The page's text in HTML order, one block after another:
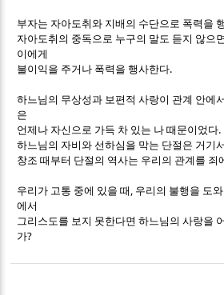
부자는 자아도취와 지배의 수단으로 폭력을
자아도취의 중독으로 누구의 말도 듣지 않으
이에게
불이익을 주거나 폭력을 행사한다.
하느님의 무상성과 보편적 사랑이 관계 안에
은
언제나 자신으로 가득 차 있는 나 때문이었다.
하느님의 자비와 선하심을 막는 단절은 거기
창조 때부터 단절의 역사는 우리의 관계를 죄
우리가 고통 중에 있을 때 , 우리의 불행을 도
에서
그리스도를 보지 못한다면 하느님의 사랑을
가?